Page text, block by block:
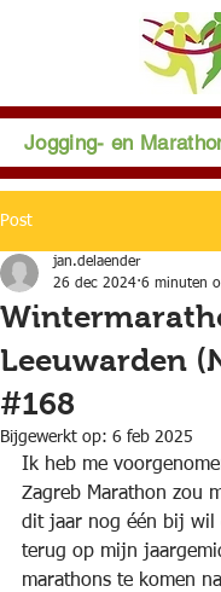
Jogging- en
Post
Leeuwarden
#168
jan.delaender
26 dec 2024 6 minuten
Bijgewerkt op: 6 feb 2025
Ik heb me
Zagreb Marathon zou
dit jaar nog één bij wil
terug op mijn
marathons te komen